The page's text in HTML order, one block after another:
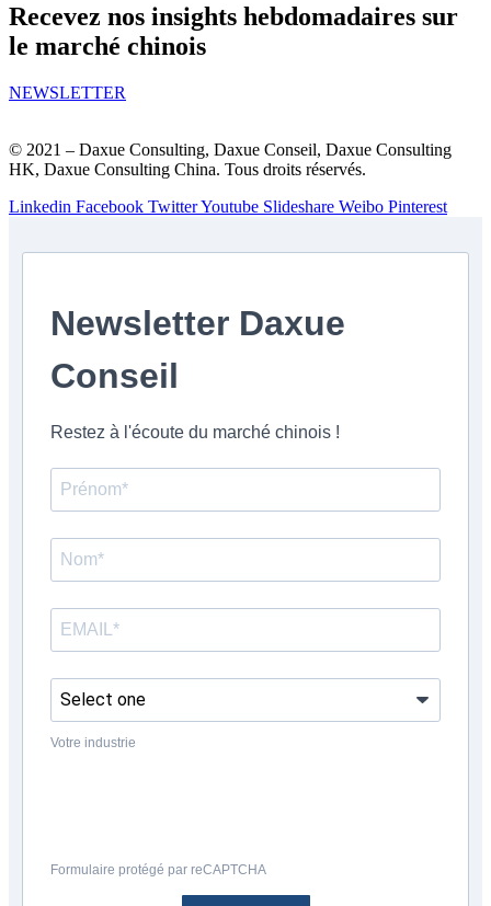
Recevez nos insights hebdomadaires sur
le marché chinois
NEWSLETTER
© 2021 – Daxue Consulting, Daxue Conseil, Daxue Consulting
HK, Daxue Consulting China. Tous droits réservés.
Linkedin Facebook TwitterYoutube Slideshare Weibo Pinterest
Newsletter Daxue
Conseil
Restez à l'écoute du marché chinois !
Votre industrie
Formulaire protégé par reCAPTCHA